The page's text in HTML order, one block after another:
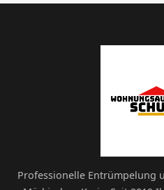
Professionelle Entrümpelung